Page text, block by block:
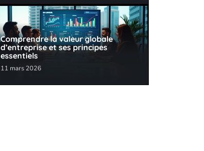
Comprendre la valeur globale
d’entreprise et ses principes
essentiels
11 mars 2026